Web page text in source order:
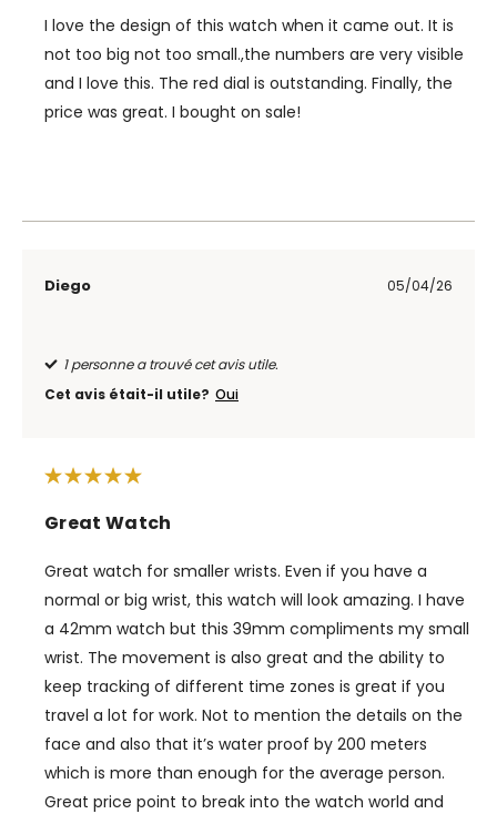
I love the design of this watch when it came out. It is
not too big not too small.,the numbers are very visible
and I love this. The red dial is outstanding. Finally, the
price was great. I bought on sale!
Diego 05/04/26
1 personne a trouvé cet avis utile.
Cet avis était-il utile? Oui
Great Watch
Great watch for smaller wrists. Even if you have a
normal or big wrist, this watch will look amazing. I have
a 42mm watch but this 39mm compliments my small
wrist. The movement is also great and the ability to
keep tracking of different time zones is great if you
travel a lot for work. Not to mention the details on the
face and also that it’s water proof by 200 meters
which is more than enough for the average person.
Great price point to break into the watch world and